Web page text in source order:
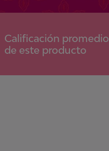
Calificación promedio
de este producto